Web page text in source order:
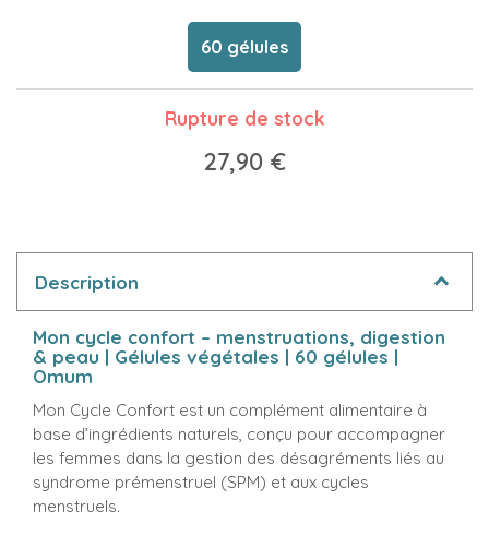
60 gélules
Rupture de stock
27,90 €
Description
Mon cycle confort – menstruations, digestion
& peau | Gélules végétales | 60 gélules |
Omum
Mon Cycle Confort est un complément alimentaire à
base d’ingrédients naturels, conçu pour accompagner
les femmes dans la gestion des désagréments liés au
syndrome prémenstruel (SPM) et aux cycles
menstruels.